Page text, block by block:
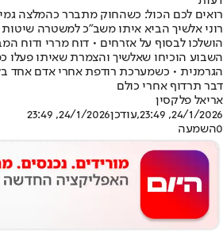
רואים לכם הכול: כשהחוק מתברר כהמלצה
רוני אלשיך הביא איתו משב"כ למשטרה
הושלכו לבסוף על אזרחים • דוח מררי ודוח
השבוע הוכיחו שאלשיך והצמרת שאיתו פעלו
הגרמנית • כשמערכת רודפת אחרי אדם אחד
דבר תרדוף אחרי כולם
אריאל פלקסין
24/1/2026, 23:49
,עודכן24/1/2026, 23:49
0השמעה